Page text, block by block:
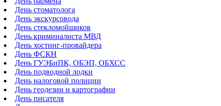
День стоматолога
День экскурсовода
День стекломойщиков
День криминалиста МВД
День хостинг-провайдера
День ФСКН
День ГУЭБиПК, ОБЭП, ОБХСС
День подводной лодки
День налоговой полиции
День геодезии и картографии
День писателя